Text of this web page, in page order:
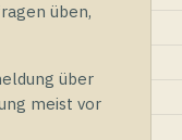
üben,
über
meist vor